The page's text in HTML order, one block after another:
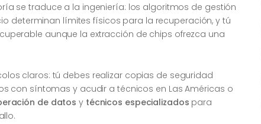
se traduce a la ingeniería: los algoritmos de gestión
determinan límites físicos para la recuperación, y tú
aunque la extracción de chips ofrezca una
claros: tú debes realizar copias de seguridad
con síntomas y acudir a técnicos en Las Américas o
de datos y técnicos especializados para